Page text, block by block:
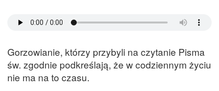
Gorzowianie, którzy przybyli na czytanie Pisma
św. zgodnie podkreślają, że w codziennym życiu
nie ma na to czasu.